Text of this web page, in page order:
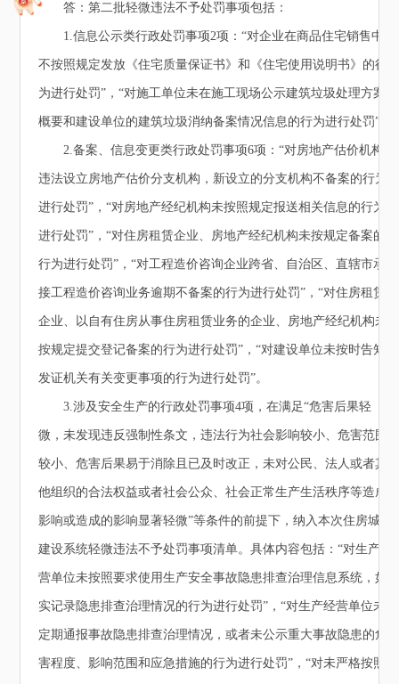
答：第二批轻微违法不予处罚事项包括：
1.信息公示类行政处罚事项2项：“对企业在商品住宅销售中
不按照规定发放《住宅质量保证书》和《住宅使用说明书》的行
为进行处罚”，“对施工单位未在施工现场公示建筑垃圾处理方案
概要和建设单位的建筑垃圾消纳备案情况信息的行为进行处罚”。
2.备案、信息变更类行政处罚事项6项：“对房地产估价机构
违法设立房地产估价分支机构，新设立的分支机构不备案的行为
进行处罚”，“对房地产经纪机构未按照规定报送相关信息的行为
进行处罚”，“对住房租赁企业、房地产经纪机构未按规定备案的
行为进行处罚”，“对工程造价咨询企业跨省、自治区、直辖市承
接工程造价咨询业务逾期不备案的行为进行处罚”，“对住房租赁
企业、以自有住房从事住房租赁业务的企业、房地产经纪机构未
按规定提交登记备案的行为进行处罚”，“对建设单位未按时告知
发证机关有关变更事项的行为进行处罚”。
3.涉及安全生产的行政处罚事项4项，在满足“危害后果轻
微，未发现违反强制性条文，违法行为社会影响较小、危害范围
较小、危害后果易于消除且已及时改正，未对公民、法人或者其
他组织的合法权益或者社会公众、社会正常生产生活秩序等造成
影响或造成的影响显著轻微”等条件的前提下，纳入本次住房城乡
建设系统轻微违法不予处罚事项清单。具体内容包括：“对生产经
营单位未按照要求使用生产安全事故隐患排查治理信息系统，如
实记录隐患排查治理情况的行为进行处罚”，“对生产经营单位未
定期通报事故隐患排查治理情况，或者未公示重大事故隐患的危
害程度、影响范围和应急措施的行为进行处罚”，“对未严格按照